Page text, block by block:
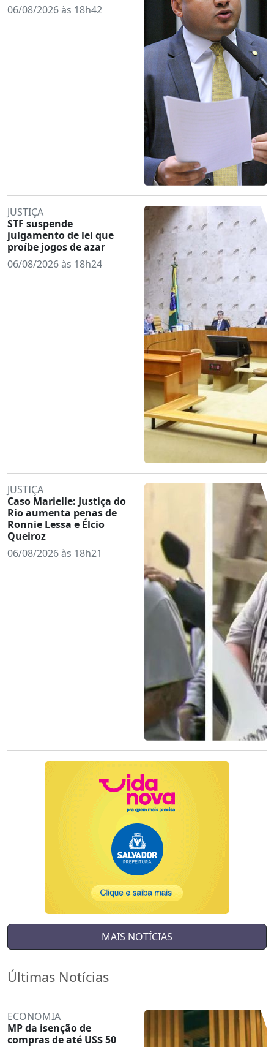
06/08/2026 às 18h42
JUSTIÇA
STF suspende
julgamento de lei que
proíbe jogos de azar
06/08/2026 às 18h24
JUSTIÇA
Caso Marielle: Justiça do
Rio aumenta penas de
Ronnie Lessa e Élcio
Queiroz
06/08/2026 às 18h21
MAIS NOTÍCIAS
Últimas Notícias
ECONOMIA
MP da isenção de
compras de até US$ 50